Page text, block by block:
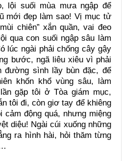
lội suối mùa mưa ngập để
mới đẹp làm sao! Vị mục tử
chiên” xắn quần, vai đeo
qua con suối ngập sâu làm
lúc ngài phải chống cây gậy
bước, ngã liêu xiêu vì phải
đường sình lầy bùn đặc, để
khốn khổ vùng sâu, làm
gặp tôi ở Tòa giám mục,
tôi đi, còn giơ tay để khiêng
cảm động quá, nhưng miệng
diệu! Ngài cúi xuống những
ra hình hài, hỏi thăm từng